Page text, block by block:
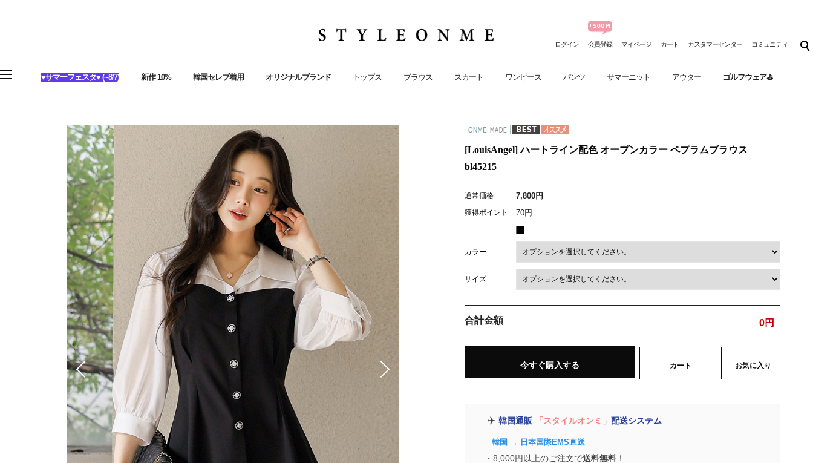
ログイン 会員登録 マイページ カート カスタマーセンター コミュニティ
♥サマーフェスタ♥ (~8/7) 新作 10% 韓国セレブ着用 オリジナルブランド トップス ブラウス スカート ワンピース パンツ サマーニット アウター ゴルフウェア⛳
[LouisAngel] ハートライン配色 オープンカラー ペプラムブラウス
bl45215
通常価格 7,800円
獲得ポイント 70円
カラー
サイズ
合計金額 0円
今すぐ購入する カート お気に入り
✈️ 韓国通販 「スタイルオンミ」 配送システム
韓国 → 日本国際EMS直送
・ 8,000円以上のご注文で送料無料 ！